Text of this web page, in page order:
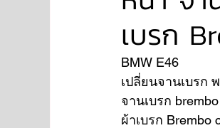
FORD
Aston Martin
เบรก
BMW E46
เปลี่ยนจานเบรก
จานเบรก
ผ้าเบรก Brembo